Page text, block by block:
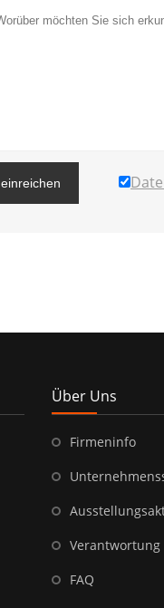
einreichen
Über Uns
Firmeninfo
Verantwortung
FAQ